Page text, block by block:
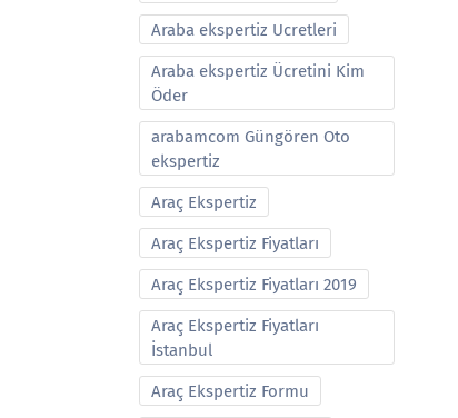
Araba ekspertiz Ucretleri
Araba ekspertiz Ücretini Kim
Öder
arabamcom Güngören Oto
ekspertiz
Araç Ekspertiz
Araç Ekspertiz Fiyatları
Araç Ekspertiz Fiyatları 2019
Araç Ekspertiz Fiyatları
İstanbul
Araç Ekspertiz Formu